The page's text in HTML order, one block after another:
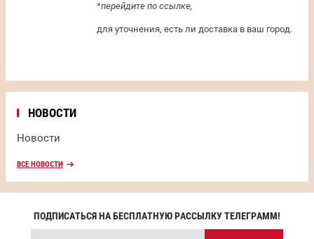
*перейдите по ссылке,
для уточнения, есть ли доставка в ваш город.
НОВОСТИ
Новости
ВСЕ НОВОСТИ
ПОДПИСАТЬСЯ НА БЕСПЛАТНУЮ РАССЫЛКУ ТЕЛЕГРАММ!